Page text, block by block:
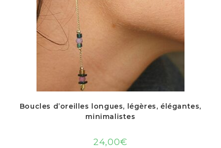
Boucles d’oreilles longues, légères, élégantes,
minimalistes
24,00€